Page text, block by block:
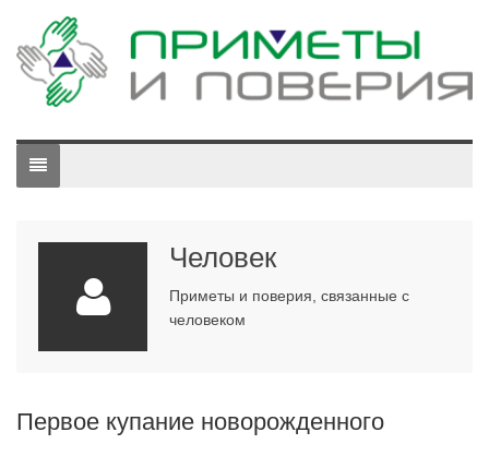
Человек
Приметы и поверия, связанные с
человеком
Первое купание новорожденного